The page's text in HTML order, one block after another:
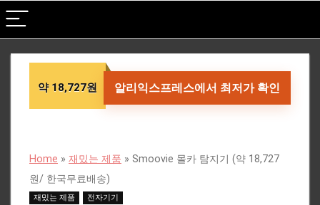
약 18,727원 알리익스프레스에서 최저가 확인
Home » 재밌는 제품 » Smoovie 몰카 탐지기 (약 18,727
원/ 한국무료배송)
재밌는 제품 전자기기